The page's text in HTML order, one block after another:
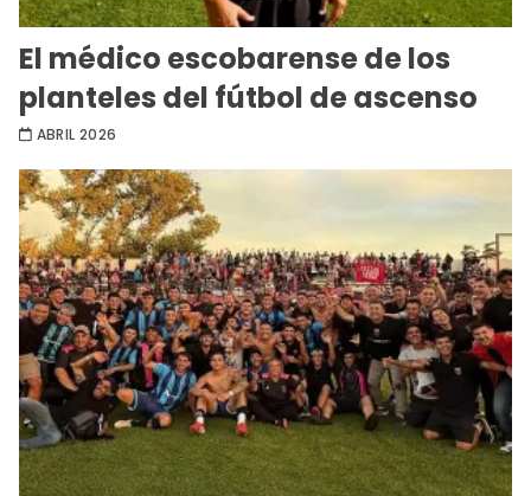
El médico escobarense de los
planteles del fútbol de ascenso
ABRIL 2026